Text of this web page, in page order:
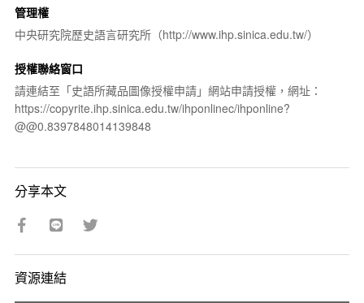
管理權
中央研究院歷史語言研究所（http://www.ihp.sinica.edu.tw/）
授權聯絡窗口
請連結至「史語所藏品圖像授權申請」網站申請授權，網址：
https://copyrite.ihp.sinica.edu.tw/ihponlinec/ihponline?
@@0.8397848014139848
分享本文
資源連結